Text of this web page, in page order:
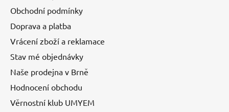
Obchodní podmínky
Doprava a platba
Vrácení zboží a reklamace
Stav mé objednávky
Naše prodejna v Brně
Hodnocení obchodu
Věrnostní klub UMYEM